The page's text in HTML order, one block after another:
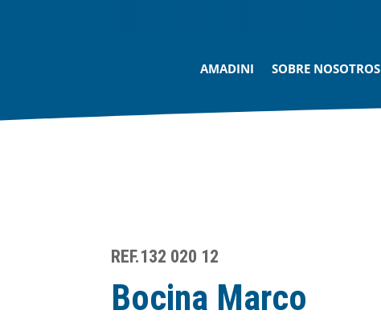
AMADINI SOBRE NOSOTROS
REF.132 020 12
Bocina Marco